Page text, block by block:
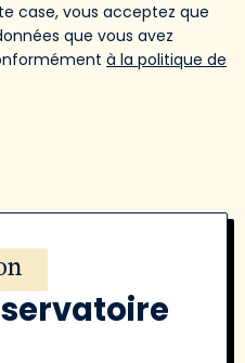
case, vous acceptez que
que vous avez
à la politique de